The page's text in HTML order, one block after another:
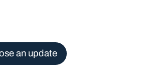
an update